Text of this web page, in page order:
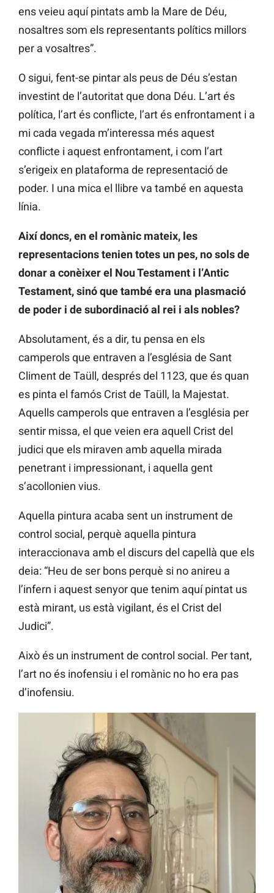
ens veieu aquí pintats amb la Mare de Déu,
nosaltres som els representants polítics millors
per a vosaltres”.
O sigui, fent-se pintar als peus de Déu s’estan
investint de l’autoritat que dona Déu. L’art és
política, l’art és conflicte, l’art és enfrontament i a
mi cada vegada m’interessa més aquest
conflicte i aquest enfrontament, i com l’art
s’erigeix en plataforma de representació de
poder. I una mica el llibre va també en aquesta
línia.
Així doncs, en el romànic mateix, les
representacions tenien totes un pes, no sols de
donar a conèixer el Nou Testament i l’Antic
Testament, sinó que també era una plasmació
de poder i de subordinació al rei i als nobles?
Absolutament, és a dir, tu pensa en els
camperols que entraven a l’església de Sant
Climent de Taüll, després del 1123, que és quan
es pinta el famós Crist de Taüll, la Majestat.
Aquells camperols que entraven a l’església per
sentir missa, el que veien era aquell Crist del
judici que els miraven amb aquella mirada
penetrant i impressionant, i aquella gent
s’acollonien vius.
Aquella pintura acaba sent un instrument de
control social, perquè aquella pintura
interaccionava amb el discurs del capellà que els
deia: “Heu de ser bons perquè si no anireu a
l’infern i aquest senyor que tenim aquí pintat us
està mirant, us està vigilant, és el Crist del
Judici”.
Això és un instrument de control social. Per tant,
l’art no és inofensiu i el romànic no ho era pas
d’inofensiu.